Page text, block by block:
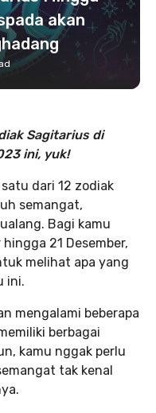
akan
Sagitarius di
ini, yuk!
dari 12 zodiak
semangat,
Bagi kamu
21 Desember,
melihat apa yang
ini.
mengalami beberapa
berbagai
kamu nggak perlu
tak kenal